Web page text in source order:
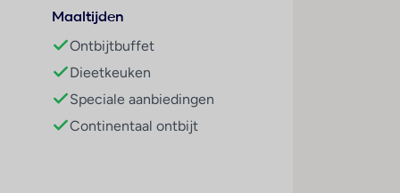
ter beschikking. Verschillende
Copyright GIATA 2004 -
staat garant voor een prima begin van
Maaltijden
Ontbijtbuffet
Dieetkeuken
Speciale aanbiedingen
Continentaal ontbijt